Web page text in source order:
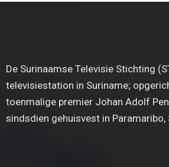
De Surinaamse Televisie Stichting
televisiestation in Suriname;
toenmalige premier Johan Adolf
sindsdien gehuisvest in Paramaribo,